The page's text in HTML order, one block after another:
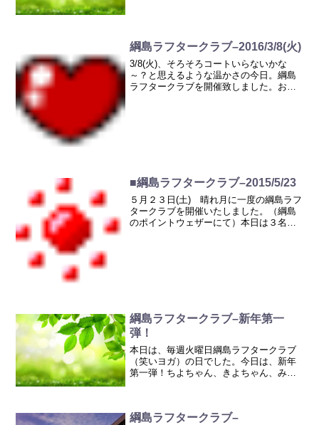
綱島ラフタークラブ–2016/3/8(火)
3/8(火)、そろそろコートいらないかな
～？と思えるような温かさの今日。綱島
ラフタークラブを開催致しました。お二
■綱島ラフタークラブ–2015/5/23
５月２３日(土) 晴れ月に一度の綱島ラフ
タークラブを開催いたしました。（綱島
のポイントウェザーにて）本日は３名の
綱島ラフタークラブ–新年第一
弾！
本日は、毎週火曜日綱島ラフタークラブ
（笑いヨガ）の日でした。今日は、新年
第一弾！ちよちゃん、きよちゃん、みー
は、右手にはお正月にちな...
綱島ラフタークラブ–